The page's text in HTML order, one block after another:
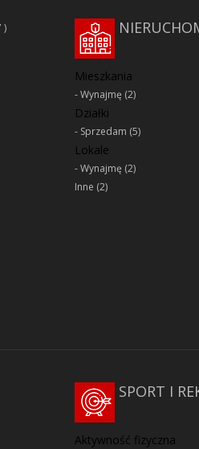
Mieszkania
Wynajmę (2)
Działki
Sprzedam (5)
Lokale
Wynajmę (2)
Inne (2)
SPORT I
Aktywność fizyczna